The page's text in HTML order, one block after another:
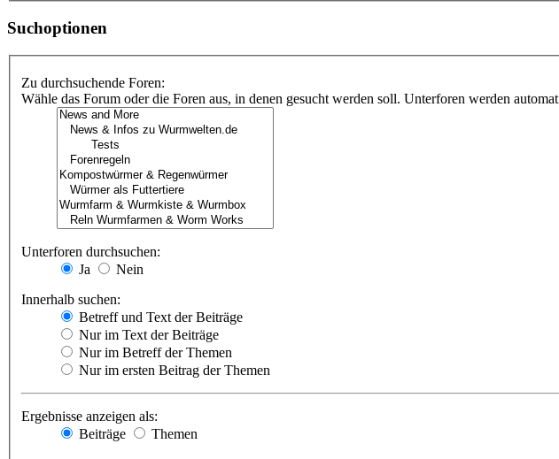
Suchoptionen
Zu durchsuchende Foren:
Wähle das Forum oder die Foren aus, in denen gesucht werden soll. Unterforen werden
Unterforen durchsuchen:
Ja
Nein
Innerhalb suchen:
Betreff und Text der Beiträge
Nur im Text der Beiträge
Nur im Betreff der Themen
Nur im ersten Beitrag der Themen
Ergebnisse anzeigen als:
Beiträge
Themen